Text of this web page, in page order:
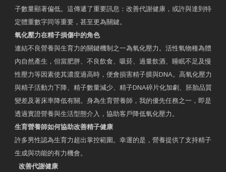
子數量顯著偏低。這傳遞了重要訊息：改善代謝健康，或許與達到特
定體重數字同等重要，甚至更為關鍵。
氧化壓力在精子損傷中的角色
連結不良營養與生育力的關鍵機制之一為氧化壓力。活性氧物種為體
內自然產生，但當肥胖、不良飲食、吸菸、過量飲酒、睡眠不足及慢
性壓力等因素使其濃度過高時，便會損害精子膜與DNA。高氧化壓力
與精子活動力下降、精子數量減少、精子DNA碎片化加劇、胚胎品質
變差及著床率降低有關。身為生育營養師，我的優先任務之一，即是
透過實證營養與生活型態介入，協助客戶降低氧化壓力。
生育營養師如何協助改善精子健康
許多男性認為生育力超出掌控範圍。幸運的是，營養提供了支持精子
生成與功能的有力機會。
改善代謝健康